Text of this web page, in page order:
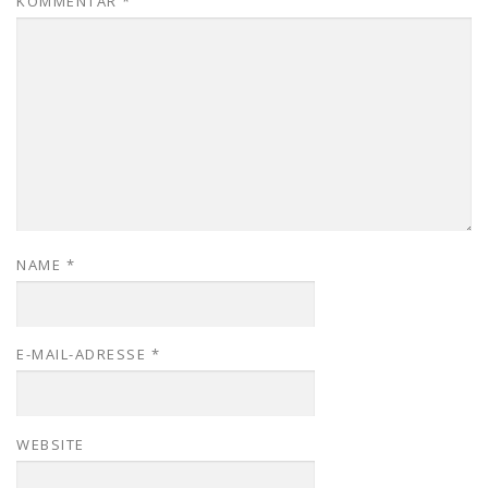
NAME *
E-MAIL-ADRESSE *
WEBSITE